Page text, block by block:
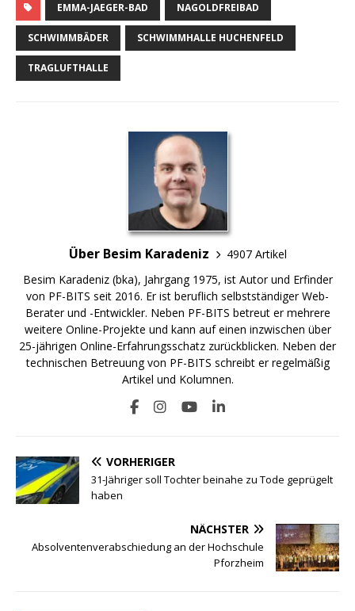
EMMA-JAEGER-BAD NAGOLDFREIBAD
SCHWIMMBÄDER SCHWIMMHALLE HUCHENFELD
TRAGLUFTHALLE
Über Besim Karadeniz
4907 Artikel
Besim Karadeniz (bka), Jahrgang 1975, ist Autor und Erfinder
von PF-BITS seit 2016. Er ist beruflich selbstständiger Web-
Berater und -Entwickler. Neben PF-BITS betreut er mehrere
weitere Online-Projekte und kann auf einen inzwischen über
25-jährigen Online-Erfahrungsschatz zurückblicken. Neben der
technischen Betreuung von PF-BITS schreibt er regelmäßig
Artikel und Kolumnen.
VORHERIGER
31-Jähriger soll Tochter beinahe zu Tode geprügelt
haben
NÄCHSTER
Absolventenverabschiedung an der Hochschule
Pforzheim